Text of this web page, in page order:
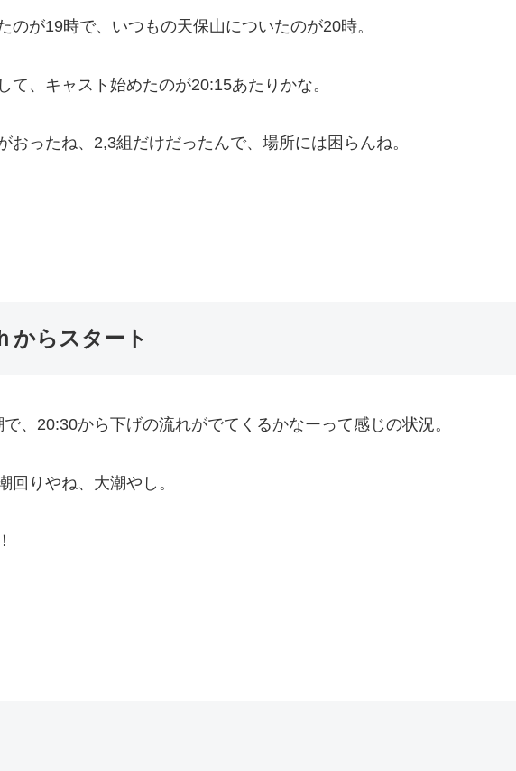
のが19時で、いつもの天保山についたのが20時。
て、キャスト始めたのが20:15あたりかな。
おったね、2,3組だけだったんで、場所には困らんね。
からスタート
、20:30から下げの流れがでてくるかなーって感じの状況。
回りやね、大潮やし。